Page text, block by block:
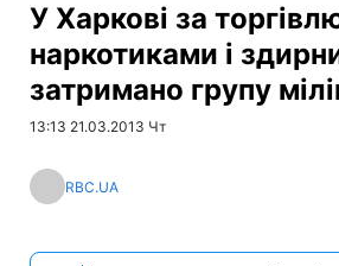
У Харкові за
наркотиками і
затримано групу
13:13 21.03.2013 Чт
RBC.UA